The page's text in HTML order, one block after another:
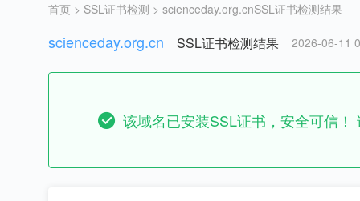
首页 > SSL证书检测 > scienceday.org.cnSSL证书检测结果
scienceday.org.cn SSL证书检测结果 2026-06-11
该域名已安装SSL证书，安全可信